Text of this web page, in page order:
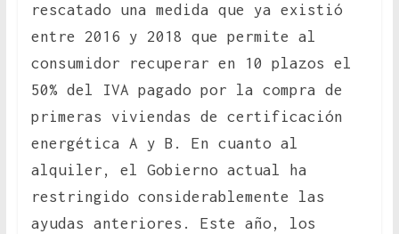
rescatado una medida que ya existió
entre 2016 y 2018 que permite al
consumidor recuperar en 10 plazos el
50% del IVA pagado por la compra de
primeras viviendas de certificación
energética A y B. En cuanto al
alquiler, el Gobierno actual ha
restringido considerablemente las
ayudas anteriores. Este año, los